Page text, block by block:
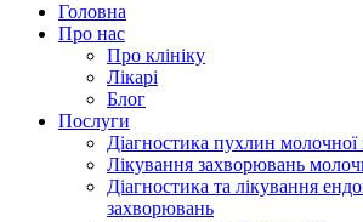
Головна
Про нас
Про клініку
Лікарі
Блог
Послуги
Діагностика пухлин молочної
Лікування захворювань
Діагностика та лікування
захворювань